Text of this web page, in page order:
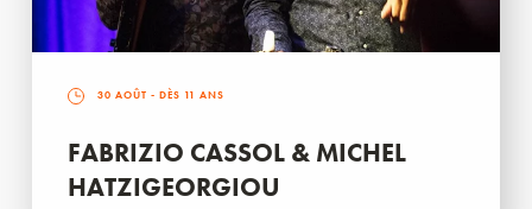
30 AOÛT - DÈS 11 ANS
FABRIZIO CASSOL & MICHEL
HATZIGEORGIOU